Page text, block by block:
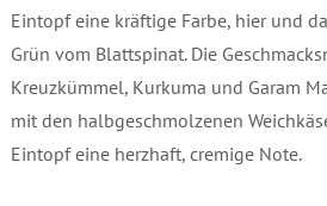
Eintopf eine kräftige Farbe, hier und
Grün vom Blattspinat. Die
Kreuzkümmel, Kurkuma und Garam
mit den halbgeschmolzenen
Eintopf eine herzhaft, cremige Note.